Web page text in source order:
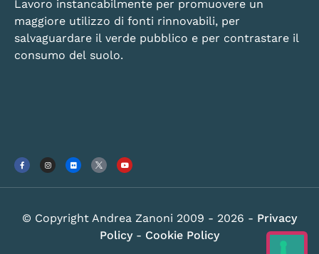
Lavoro instancabilmente per promuovere un
maggiore utilizzo di fonti rinnovabili, per
salvaguardare il verde pubblico e per contrastare il
consumo del suolo.
© Copyright Andrea Zanoni 2009 - 2026 - Privacy
Policy - Cookie Policy